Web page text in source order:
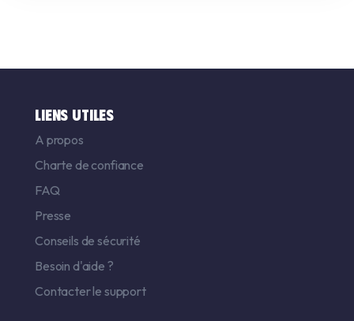
LIENS UTILES
A propos
Charte de confiance
FAQ
Presse
Conseils de sécurité
Besoin d'aide ?
Contacter le support